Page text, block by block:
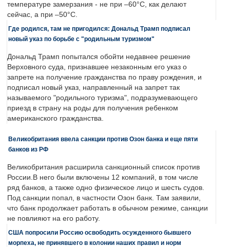
температуре замерзания - не при –60°C, как делают
сейчас, а при –50°C.
Где родился, там не пригодился: Дональд Трамп подписал
новый указ по борьбе с "родильным туризмом"
Дональд Трамп попытался обойти недавнее решение
Верховного суда, признавшее незаконным его указ о
запрете на получение гражданства по праву рождения, и
подписал новый указ, направленный на запрет так
называемого "родильного туризма", подразумевающего
приезд в страну на роды для получения ребенком
американского гражданства.
Великобритания ввела санкции против Озон банка и еще пяти
банков из РФ
Великобритания расширила санкционный список против
России.В него были включены 12 компаний, в том числе
ряд банков, а также одно физическое лицо и шесть судов.
Под санкции попал, в частности Озон банк. Там заявили,
что банк продолжает работать в обычном режиме, санкции
не повлияют на его работу.
США попросили Россию освободить осужденного бывшего
морпеха, не принявшего в колонии наших правил и норм